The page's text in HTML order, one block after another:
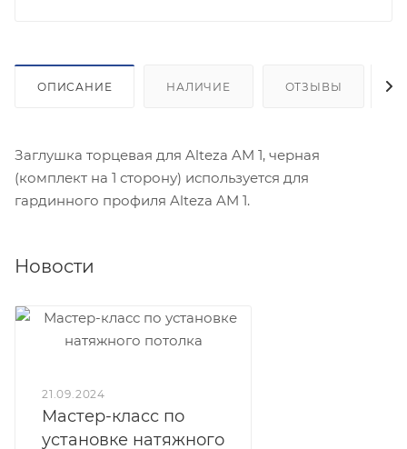
ОПИСАНИЕ НАЛИЧИЕ ОТЗЫВЫ
Заглушка торцевая для Alteza AM 1, черная
(комплект на 1 сторону) используется для
гардинного профиля Alteza AM 1.
Новости
21.09.2024
Мастер-класс по
установке натяжного